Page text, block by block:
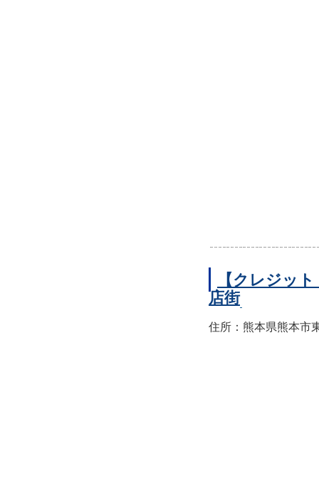
【クレジッ
店街
住所：熊本県熊本市